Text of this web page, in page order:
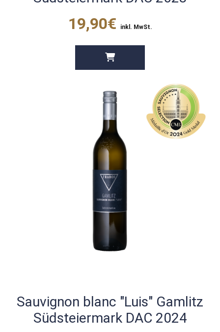
19,90€ inkl. MwSt.
Sauvignon blanc "Luis" Gamlitz
Südsteiermark DAC 2024